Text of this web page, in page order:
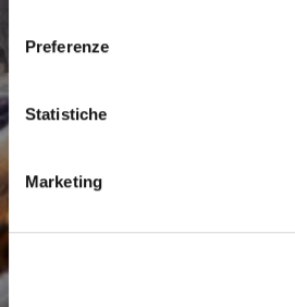
o
n
d
e
l
c
Preferenze
Statistiche
Marketing